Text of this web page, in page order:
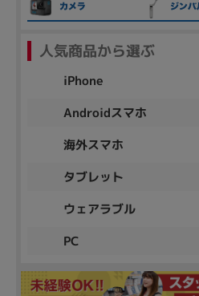
人気商品から選ぶ
iPhone
Androidスマホ
海外スマホ
タブレット
ウェアラブル
PC
各項目のチェックボックスは「or検索」となります。